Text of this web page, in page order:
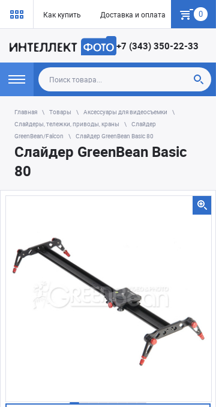
Как купить Доставка и оплата Гарантия
0
+7 (343) 350-22-33
Главная Товары
Аксессуары для видеосъемки
Слайдеры, тележки, приводы, краны
Слайдер
GreenBean/Falcon
Слайдер GreenBean Basic 80
Слайдер GreenBean Basic
80